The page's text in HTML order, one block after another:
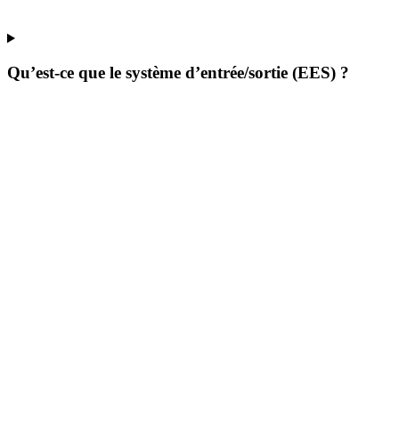
Qu’est-ce que le système d’entrée/sortie (EES) ?